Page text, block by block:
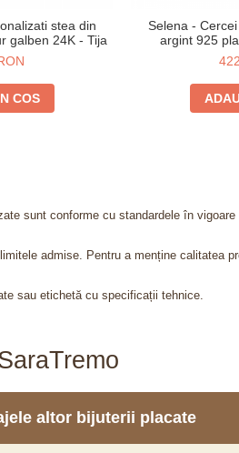
stea din
galben 24K - Tija
COS
Selena -
argint 925
sunt conforme cu standardele în
admise. Pentru a menține calitatea
sau etichetă cu specificații tehnice.
altor bijuterii placate